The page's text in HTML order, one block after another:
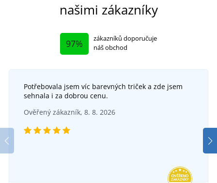
našimi zákazníky
97%
zákazníků doporučuje
náš obchod
Potřebovala jsem víc barevných triček a zde jsem
sehnala i za dobrou cenu.
Ověřený zákazník, 8. 8. 2026